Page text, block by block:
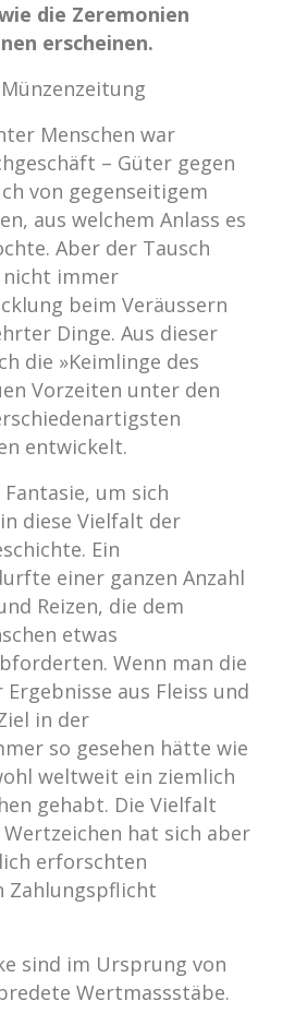
die Zeremonien
erscheinen.
Menschen war
– Güter gegen
von gegenseitigem
aus welchem Anlass es
Aber der Tausch
nicht immer
beim Veräussern
Dinge. Aus dieser
die »Keimlinge des
Vorzeiten unter den
entwickelt.
um sich
diese Vielfalt der
Ein
einer ganzen Anzahl
Reizen, die dem
etwas
Wenn man die
aus Fleiss und
in der
so gesehen hätte wie
weltweit ein ziemlich
gehabt. Die Vielfalt
hat sich aber
erforschten
Zahlungspflicht
sind im Ursprung von
Wertmassstäbe.